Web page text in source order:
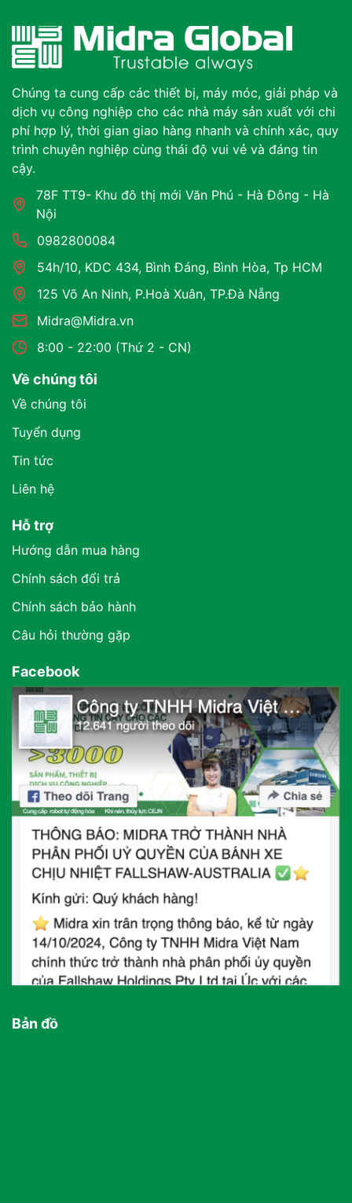
Chúng ta cung cấp các thiết bị, máy móc, giải pháp và
dịch vụ công nghiệp cho các nhà máy sản xuất với chi
phí hợp lý, thời gian giao hàng nhanh và chính xác, quy
trình chuyên nghiệp cùng thái độ vui vẻ và đáng tin
cậy.
78F TT9- Khu đô thị mới Văn Phú - Hà Đông - Hà
Nội
0982800084
54h/10, KDC 434, Bình Đáng, Bình Hòa, Tp HCM
125 Võ An Ninh, P.Hoà Xuân, TP.Đà Nẵng
Midra@Midra.vn
8:00 - 22:00 (Thứ 2 - CN)
Về chúng tôi
Về chúng tôi
Tuyển dụng
Tin tức
Liên hệ
Hỗ trợ
Hướng dẫn mua hàng
Chính sách đổi trả
Chính sách bảo hành
Câu hỏi thường gặp
Facebook
Bản đồ